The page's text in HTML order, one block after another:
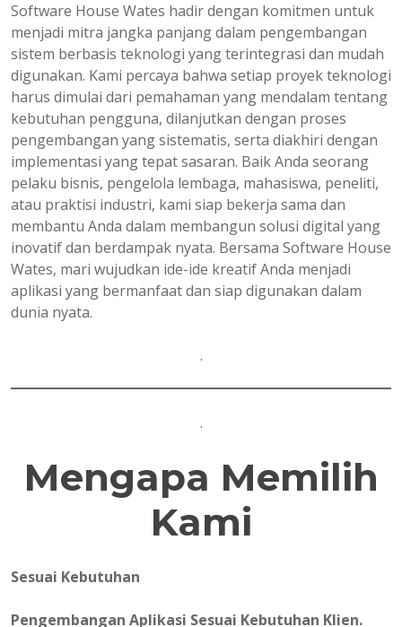
Software House Wates hadir dengan komitmen untuk
menjadi mitra jangka panjang dalam pengembangan
sistem berbasis teknologi yang terintegrasi dan mudah
digunakan. Kami percaya bahwa setiap proyek teknologi
harus dimulai dari pemahaman yang mendalam tentang
kebutuhan pengguna, dilanjutkan dengan proses
pengembangan yang sistematis, serta diakhiri dengan
implementasi yang tepat sasaran. Baik Anda seorang
pelaku bisnis, pengelola lembaga, mahasiswa, peneliti,
atau praktisi industri, kami siap bekerja sama dan
membantu Anda dalam membangun solusi digital yang
inovatif dan berdampak nyata. Bersama Software House
Wates, mari wujudkan ide-ide kreatif Anda menjadi
aplikasi yang bermanfaat dan siap digunakan dalam
dunia nyata.
.
.
Mengapa Memilih
Kami
Sesuai Kebutuhan
Pengembangan Aplikasi Sesuai Kebutuhan Klien.